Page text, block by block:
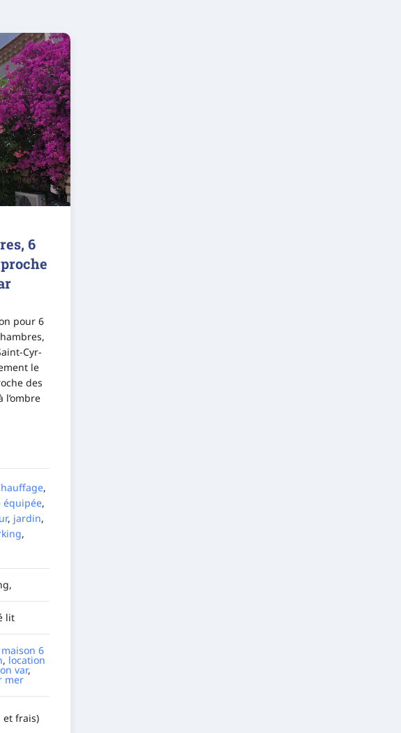
6
pour 6
Cyr-
le
des
l’ombre
,
équipée,
, jardin,
,
lit
6
, location
var,
mer
et frais)